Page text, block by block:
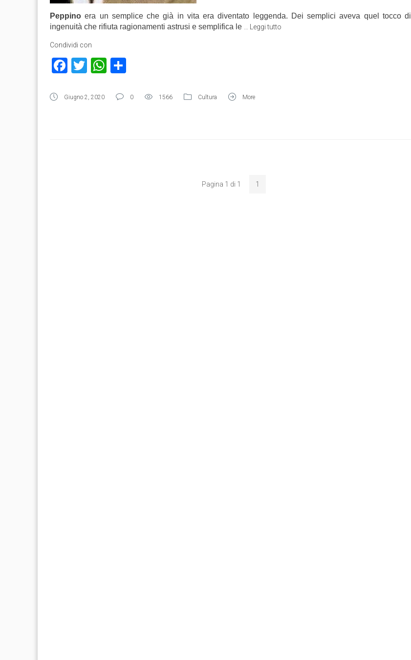
Peppino era un semplice che già in vita era diventato leggenda. Dei semplici aveva quel tocco di
ingenuità che rifiuta ragionamenti astrusi e semplifica le
Leggi tutto
Condividi con
Facebook
TwitterWhatsApp
Giugno 2, 2020 0 1566 Cultura More
Pagina 1 di 1 1